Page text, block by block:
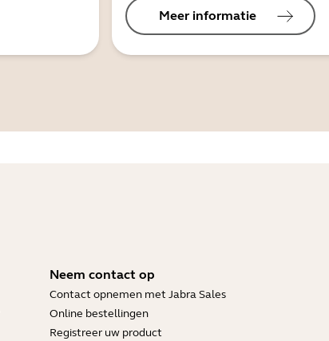
Meer informatie
Neem contact op
Contact opnemen met Jabra Sales
Online bestellingen
Registreer uw product